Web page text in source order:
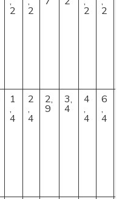
2 2 2 2
1
,
4
2
,
4
2,
9
3,
4
4
,
4
6
,
4